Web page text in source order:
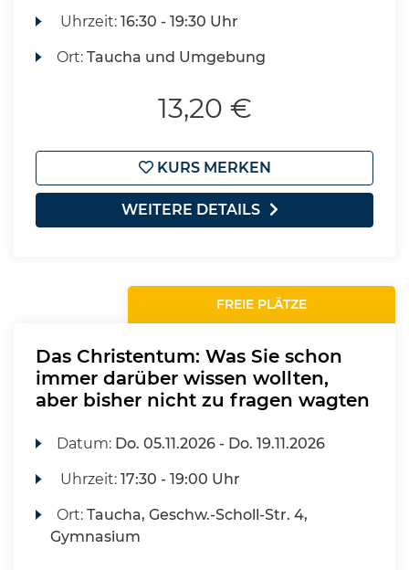
Uhrzeit:16:30 - 19:30 Uhr
Ort:Taucha und Umgebung
13,20 €
KURS MERKEN
WEITERE DETAILS
FREIE PLÄTZE
Das Christentum: Was Sie schon
immer darüber wissen wollten,
aber bisher nicht zu fragen wagten
Datum: Do. 05.11.2026 - Do. 19.11.2026
Uhrzeit:17:30 - 19:00 Uhr
Ort:Taucha, Geschw.-Scholl-Str. 4,
Gymnasium